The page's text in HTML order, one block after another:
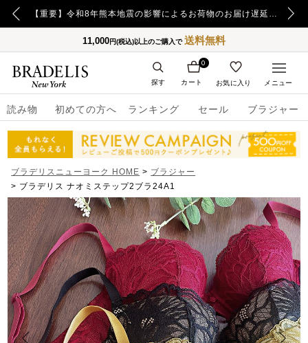
【重要】日本郵便の障害による配送への影響についてのお詫び 【重要】令和8年熊本地震の影響によるお荷物のお届け遅延について
11,000円(税込)以上のご購入で送料無料
読み物 初めての方へ ランキング セール ブラジャー
カート
0
お気に入り
探す メニュー
ブラデリスニューヨーク HOME
ブラジャー
ブラデリス ナオミステップ2ブラ24A1